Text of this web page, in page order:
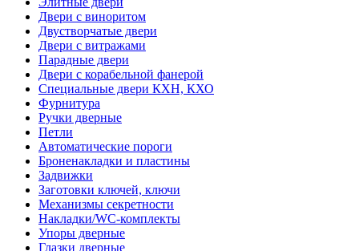
Двери с виноритом
Двустворчатые двери
Двери с витражами
Парадные двери
Двери с корабельной фанерой
Специальные двери КХН, КХО
Фурнитура
Ручки дверные
Петли
Автоматические пороги
Броненакладки и пластины
Задвижки
Заготовки ключей, ключи
Механизмы секретности
Накладки/WC-комплекты
Упоры дверные
Глазки дверные